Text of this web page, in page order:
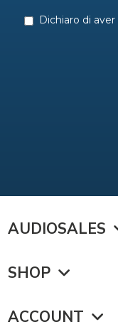
AUDIOSALES
SHOP
ACCOUNT